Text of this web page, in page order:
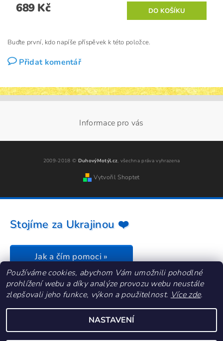
689 Kč
Buďte první, kdo napíše příspěvek k této položce.
Přidat komentář
Informace pro vás
2009-2018 © DuhovýMotýl.cz, všechna práva vyhrazena
Vytvořil Shoptet
Používáme cookies, abychom Vám umožnili pohodlné
prohlížení webu a díky analýze provozu webu neustále
zlepšovali jeho funkce, výkon a použitelnost. Více zde.
NASTAVENÍ
Stojíme za Ukrajinou ❤️
Jak a čím pomoci »